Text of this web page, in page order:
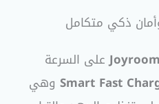
ذكي متكامل
على السرعة
Smart Fast وهي